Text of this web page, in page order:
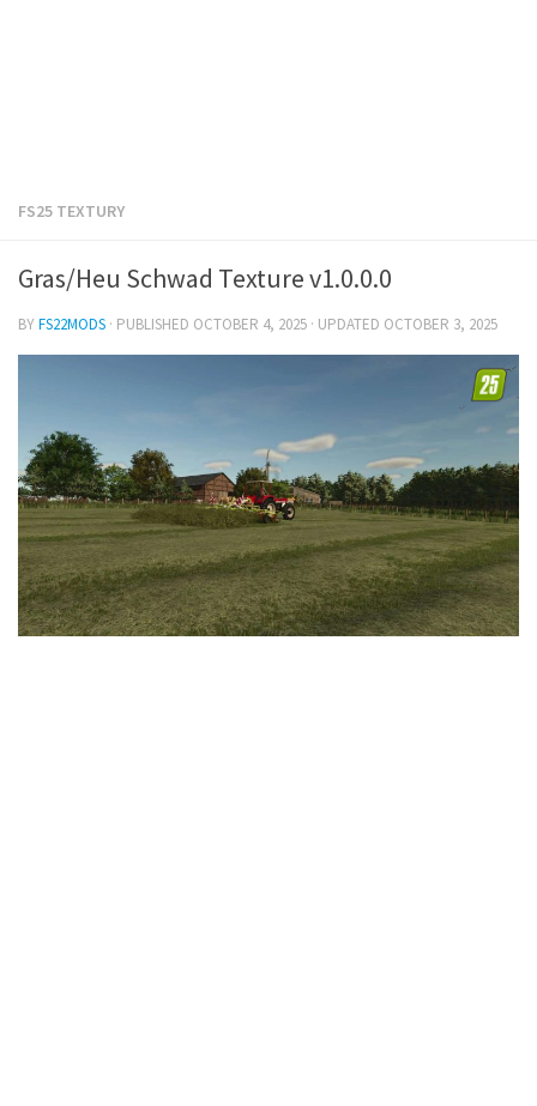
FS25 TEXTURY
Gras/Heu Schwad Texture v1.0.0.0
BYFS22MODS · PUBLISHED OCTOBER 4, 2025 · UPDATED OCTOBER 3, 2025